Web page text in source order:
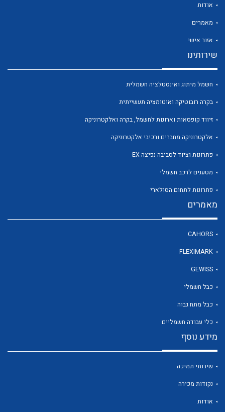
לכל מוצרי היצרן
אודות
מאמרים
אזור אישי
שירותינו
חשמל מיתוג ואינסטלציה חשמלית
בקרה רובוטיקה ואוטומציה תעשייתית
זיווד קופסאות וארונות לחשמל, בקרה ואלקטרוניקה
אלקטרוניקה מחברים ורכיבי אלקטרוניקה
פתרונות וציוד לסביבה נפיצה EX
מטענים לרכב חשמלי
פתרונות לתחום הסולארי
מאמרים
CAHORS
FLEXIMARK
GEWISS
כבל חשמלי
כבל מתח גבוה
כלי עבודה חשמליים
מידע נוסף
שירותי תמיכה
נקודות מכירה
אודות